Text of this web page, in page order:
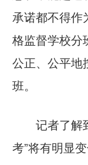
承诺都不得作
格监督学校分
公正、公平地
班。
记者了解到
考”将有明显变